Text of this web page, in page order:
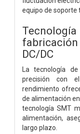
equipo de soporte
DC/DC
La tecnología
precisión con
rendimiento
de alimentación
tecnología SMT
alimentación,
largo plazo.